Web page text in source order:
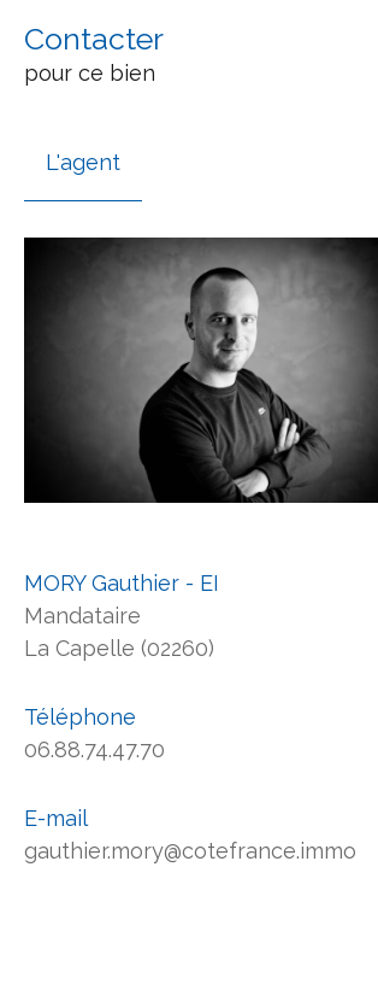
Contacter
pour ce bien
L'agent
MORY Gauthier - EI
Mandataire
La Capelle (02260)
Téléphone
06.88.74.47.70
E-mail
gauthier.mory@cotefrance.immo